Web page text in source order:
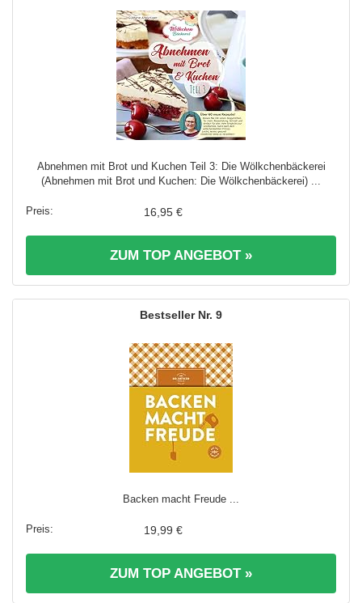
Abnehmen mit Brot und Kuchen Teil 3: Die Wölkchenbäckerei
(Abnehmen mit Brot und Kuchen: Die Wölkchenbäckerei) ...
16,95 €
ZUM TOP ANGEBOT »
9
Backen macht Freude ...
19,99 €
ZUM TOP ANGEBOT »